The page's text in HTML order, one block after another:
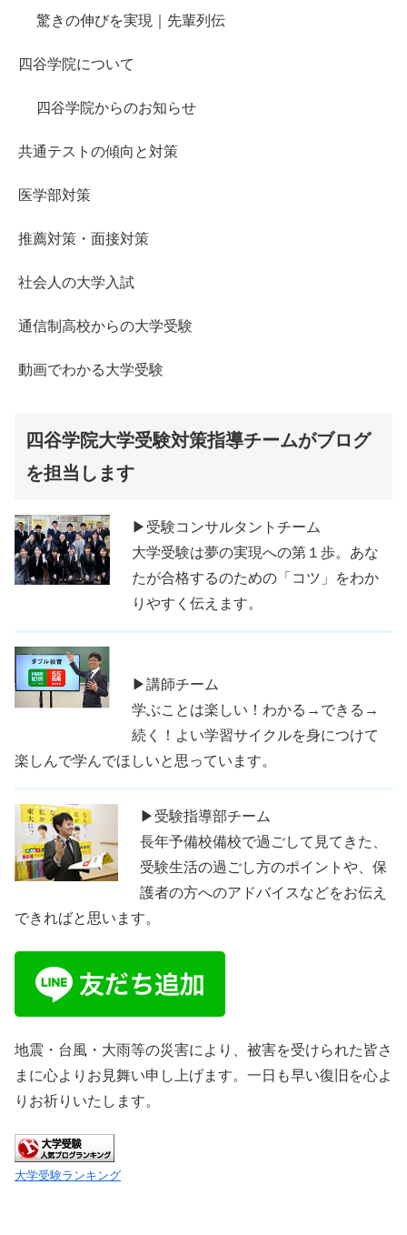
驚きの伸びを実現｜先輩列伝
四谷学院について
四谷学院からのお知らせ
共通テストの傾向と対策
医学部対策
推薦対策・面接対策
社会人の大学入試
通信制高校からの大学受験
動画でわかる大学受験
四谷学院大学受験対策指導チームがブログ
を担当します
▶受験コンサルタントチーム
大学受験は夢の実現への第１歩。あな
たが合格するのための「コツ」をわか
りやすく伝えます。
▶講師チーム
学ぶことは楽しい！わかる→できる→
続く！よい学習サイクルを身につけて
楽しんで学んでほしいと思っています。
▶受験指導部チーム
長年予備校備校で過ごして見てきた、
受験生活の過ごし方のポイントや、保
護者の方へのアドバイスなどをお伝え
できればと思います。
地震・台風・大雨等の災害により、被害を受けられた皆さ
まに心よりお見舞い申し上げます。一日も早い復旧を心よ
りお祈りいたします。
大学受験ランキング